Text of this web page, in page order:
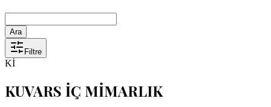
Ara
Filtre
Kİ
KUVARS İÇ MİMARLIK